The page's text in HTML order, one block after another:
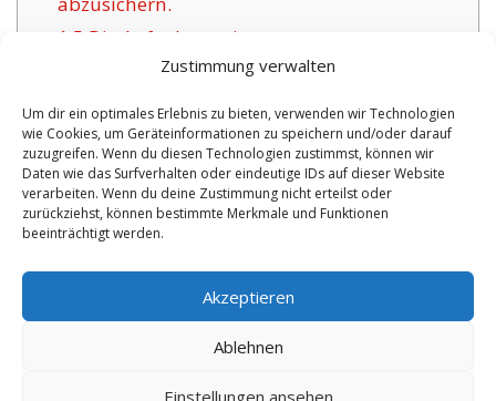
Zustimmung verwalten
Um dir ein optimales Erlebnis zu bieten, verwenden wir Technologien
wie Cookies, um Geräteinformationen zu speichern und/oder darauf
zuzugreifen. Wenn du diesen Technologien zustimmst, können wir
Daten wie das Surfverhalten oder eindeutige IDs auf dieser Website
verarbeiten. Wenn du deine Zustimmung nicht erteilst oder
zurückziehst, können bestimmte Merkmale und Funktionen
beeinträchtigt werden.
Akzeptieren
Ablehnen
Einstellungen ansehen
1.5 Die Aufgabe geeigneter
Versicherungsgesellschaften für Ried:
1.6
Positive Argumente der angebotenen
Versicherung in Ried:
1.6.1Individuelle Absicherungen mit
Betreuung:
No tags for this post.